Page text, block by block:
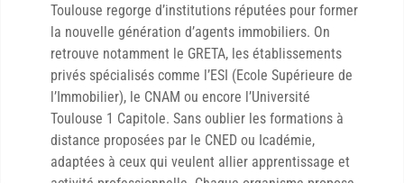
Toulouse regorge d’institutions réputées pour former
la nouvelle génération d’agents immobiliers. On
retrouve notamment le GRETA, les établissements
privés spécialisés comme l’ESI (Ecole Supérieure de
l’Immobilier), le CNAM ou encore l’Université
Toulouse 1 Capitole. Sans oublier les formations à
distance proposées par le CNED ou Icadémie,
adaptées à ceux qui veulent allier apprentissage et